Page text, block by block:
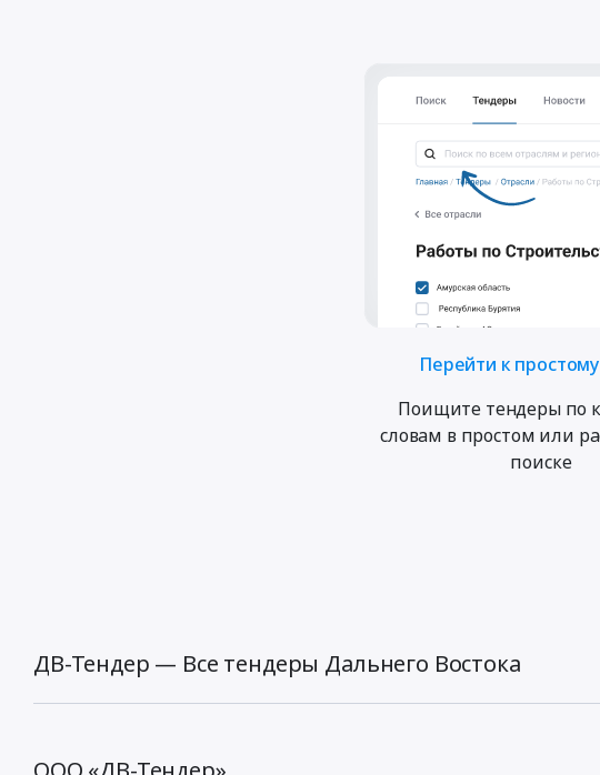
Перейти к
Поищите тендеры по
словам в простом или
поиске
ДВ-Тендер — Все тендеры Дальнего Востока